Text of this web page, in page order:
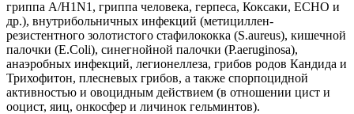
гриппа А/H1N1, гриппа человека, герпеса, Коксаки, ECHO и
др.), внутрибольничных инфекций (метициллен-
резистентного золотистого стафилококка (S.aureus), кишечной
палочки (E.Coli), синегнойной палочки (P.aeruginosa),
анаэробных инфекций, легионеллеза, грибов родов Кандида и
Трихофитон, плесневых грибов, а также спорпоцидной
активностью и овоцидным действием (в отношении цист и
ооцист, яиц, онкосфер и личинок гельминтов).